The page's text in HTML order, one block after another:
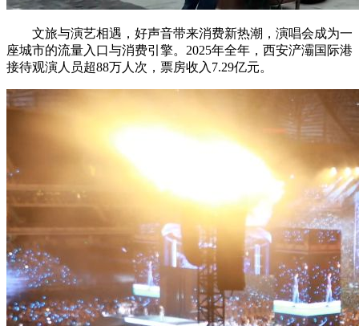
文旅与演艺相遇，好声音带来消费新热潮，演唱会成为一
座城市的流量入口与消费引擎。2025年全年，西安浐灞国际港
接待观演人员超88万人次，票房收入7.29亿元。